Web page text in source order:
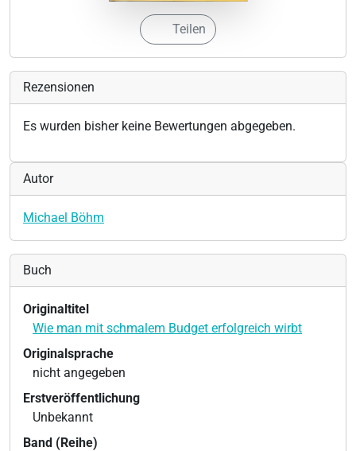
Teilen
Rezensionen
Es wurden bisher keine Bewertungen abgegeben.
Autor
Michael Böhm
Buch
Originaltitel
Wie man mit schmalem Budget erfolgreich wirbt
Originalsprache
nicht angegeben
Erstveröffentlichung
Unbekannt
Band (Reihe)